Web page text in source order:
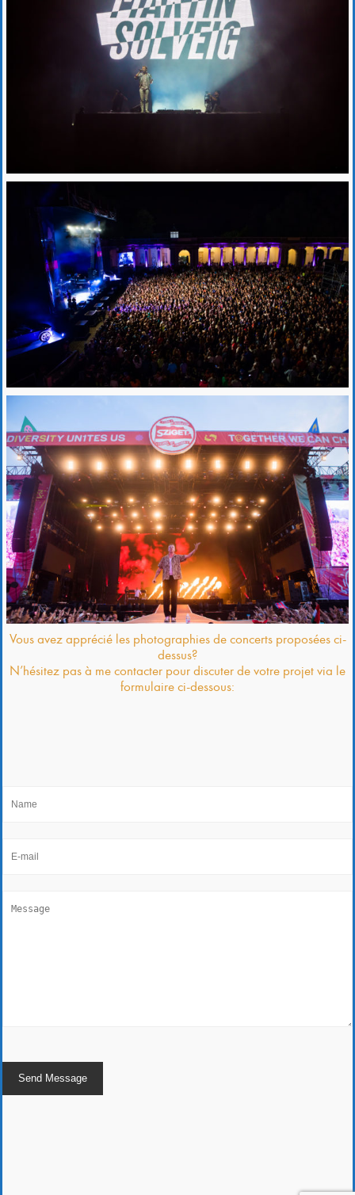
Vous avez apprécié les photographies de concerts proposées ci-
dessus?
N’hésitez pas à me contacter pour discuter de votre projet via le
formulaire ci-dessous: